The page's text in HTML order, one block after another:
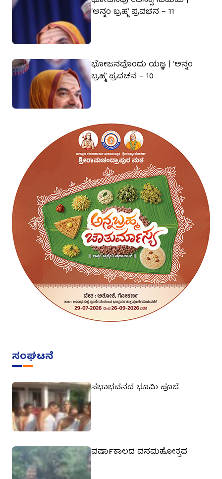
‘ಅನ್ನಂ ಬ್ರಹ್ಮ’ ಪ್ರವಚನ – 11
ಭೋಜನವೊಂದು ಯಜ್ಞ | ‘ಅನ್ನಂ
ಬ್ರಹ್ಮ’ ಪ್ರವಚನ – 10
ಸಂಘಟನೆ
ಸಭಾಭವನದ ಭೂಮಿ ಪೂಜೆ
ವರ್ಷಾಕಾಲದ ವನಮಹೋತ್ಸವ